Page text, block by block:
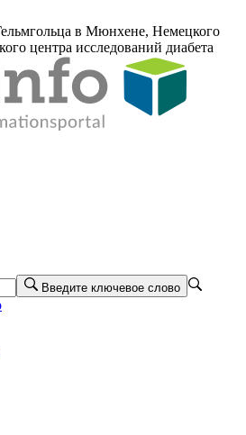
в Мюнхене, Немецкого
центра исследований диабета
Введите ключевое слово